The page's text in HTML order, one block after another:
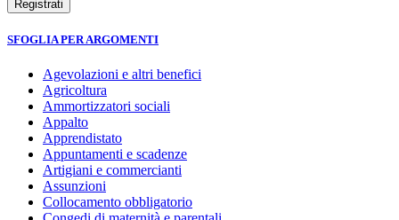
SFOGLIA PER ARGOMENTI
Agevolazioni e altri benefici
Agricoltura
Ammortizzatori sociali
Appalto
Apprendistato
Appuntamenti e scadenze
Artigiani e commercianti
Assunzioni
Collocamento obbligatorio